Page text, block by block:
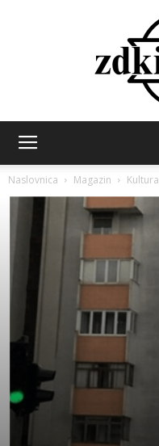
Naslovnica Magazin Kultura